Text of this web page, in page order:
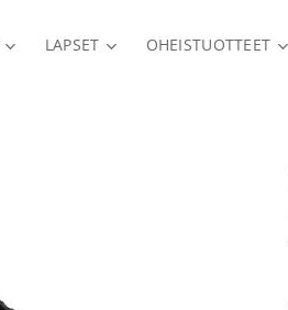
LAPSET OHEISTUOTTEET